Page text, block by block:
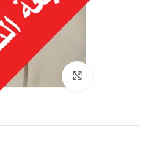
إضغط للتكبير